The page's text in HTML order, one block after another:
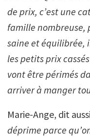
de prix, c’est une
famille
saine et équilibrée,
les petits prix
vont être périmés
arriver à manger
Marie-Ange, dit
déprime parce